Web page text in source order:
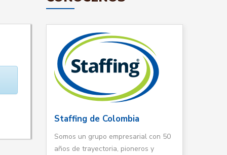
Staffing de Colombia
Somos un grupo empresarial con 50
años de trayectoria, pioneros y